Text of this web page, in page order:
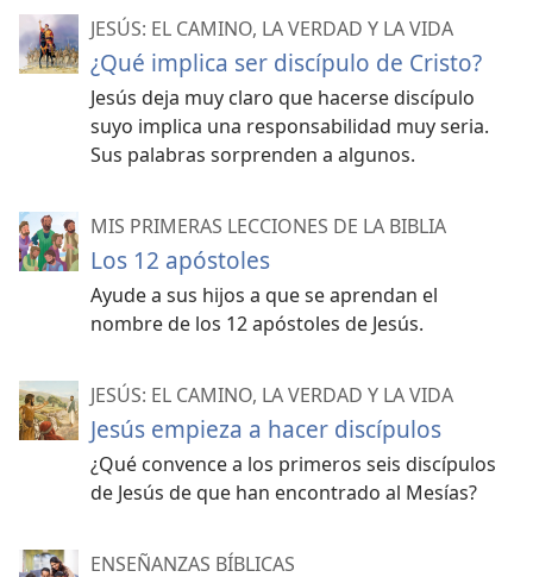
JESÚS: EL CAMINO, LA VERDAD Y LA VIDA
¿Qué implica ser discípulo de Cristo?
Jesús deja muy claro que hacerse discípulo
suyo implica una responsabilidad muy seria.
Sus palabras sorprenden a algunos.
MIS PRIMERAS LECCIONES DE LA BIBLIA
Los 12 apóstoles
Ayude a sus hijos a que se aprendan el
nombre de los 12 apóstoles de Jesús.
JESÚS: EL CAMINO, LA VERDAD Y LA VIDA
Jesús empieza a hacer discípulos
¿Qué convence a los primeros seis discípulos
de Jesús de que han encontrado al Mesías?
ENSEÑANZAS BÍBLICAS